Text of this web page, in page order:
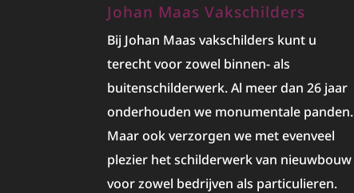
Johan Maas Vakschilders
Bij Johan Maas vakschilders kunt u
terecht voor zowel binnen- als
buitenschilderwerk. Al meer dan 26 jaar
onderhouden we monumentale panden.
Maar ook verzorgen we met evenveel
plezier hetschilderwerkvan nieuwbouw
voor zowel bedrijven als particulieren.